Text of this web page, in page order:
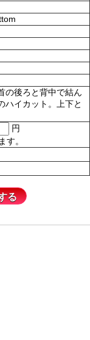
の後ろと背中で結ん
ハイカット。上下と
円
す。